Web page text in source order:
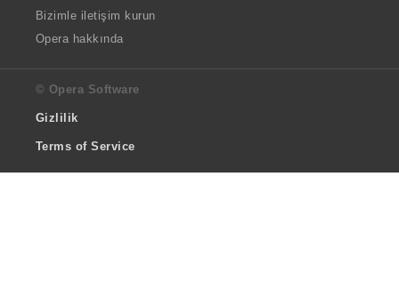
Bizimle iletişim kurun
Opera hakkında
© Opera Software
Gizlilik
Terms of Service